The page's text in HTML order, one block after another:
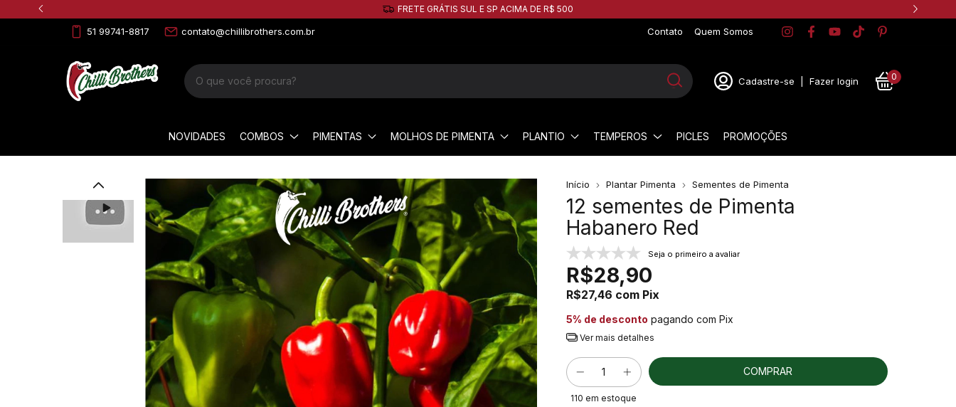
5% de desconto no PIX!
51 99741-8817 contato@chillibrothers.com.br Contato Quem Somos
Cadastre-se Fazer login 0
NOVIDADES COMBOS PIMENTAS MOLHOS DE PIMENTA PLANTIO TEMPEROS PICLES PROMOÇÕES
Início Plantar Pimenta Sementes de Pimenta
12 sementes de Pimenta
Habanero Red
Seja o primeiro a avaliar
R$28,90
R$27,46 com Pix
5% de desconto pagando com Pix
Ver mais detalhes
110 em estoque